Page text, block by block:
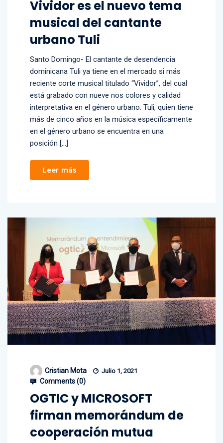
Vividor es el nuevo tema
musical del cantante
urbano Tuli
Santo Domingo- El cantante de desendencia
dominicana Tuli ya tiene en el mercado si más
reciente corte musical titulado “Vividor”, del cual
está grabado con nueve nos colores y calidad
interpretativa en el género urbano. Tuli, quien tiene
más de cinco años en la música específicamente
en el género urbano se encuentra en una
posición […]
Leer más
Cristian Mota Julio 1, 2021
Comments (0)
OGTIC y MICROSOFT
firman memorándum de
cooperación mutua